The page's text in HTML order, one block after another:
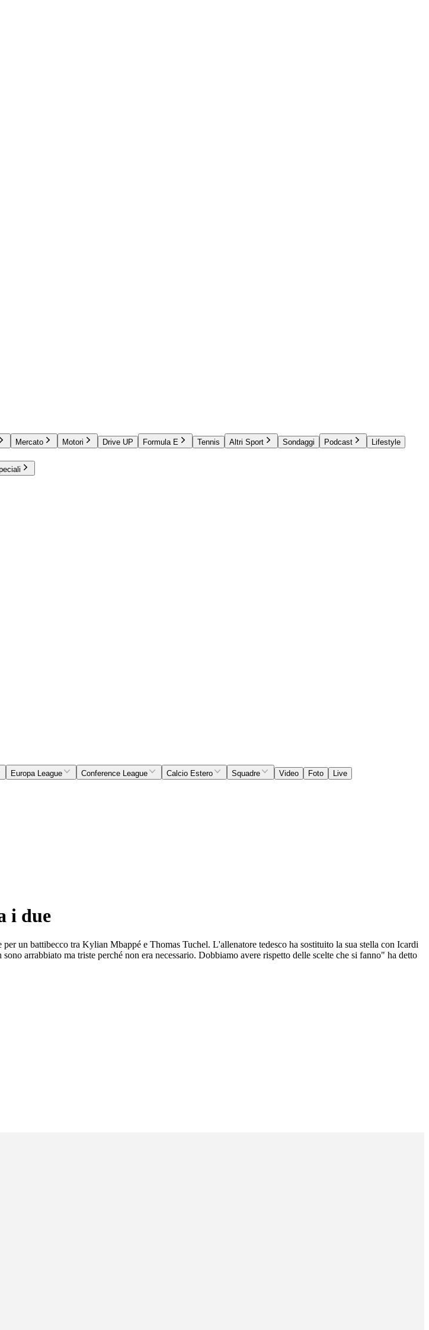
Mercato Motori Drive UP Formula E Tennis Altri Sport Sondaggi Podcast
Lifestyle
Europa League Conference League Calcio Estero Squadre Video Foto
Live
i due
un battibecco tra Kylian Mbappé e Thomas Tuchel. L'allenatore tedesco ha sostituito la sua stella con Icardi
arrabbiato ma triste perché non era necessario. Dobbiamo avere rispetto delle scelte che si fanno" ha detto